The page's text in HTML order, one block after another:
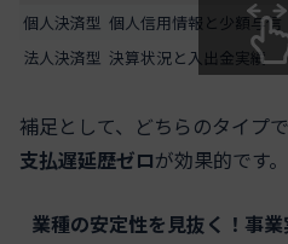
個人決済型 個人信用情報と少額与信
法人決済型 決算状況と入出金実績
スクロール
補足として、どちらのタイプ
支払遅延歴ゼロが効果的です。
業種の安定性を見抜く！事